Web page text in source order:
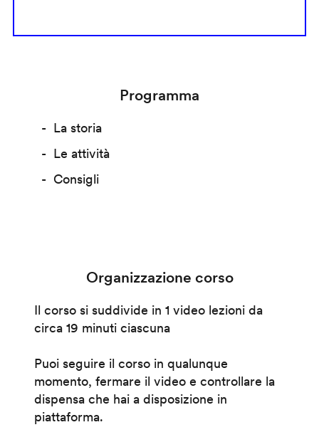
Programma
La storia
Le attività
Consigli
Organizzazione corso
Il corso si suddivide in 1 video lezioni da
circa 19 minuti ciascuna
Puoi seguire il corso in qualunque
momento, fermare il video e controllare la
dispensa che hai a disposizione in
piattaforma.